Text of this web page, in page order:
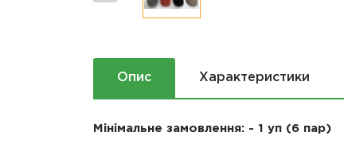
Опис Характеристики
Мінімальне замовлення: - 1 уп (6 пар)